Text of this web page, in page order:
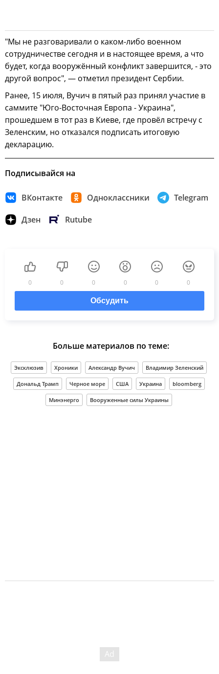
"Мы не разговаривали о каком-либо военном
сотрудничестве сегодня и в настоящее время, а что
будет, когда вооружённый конфликт завершится, - это
другой вопрос", — отметил президент Сербии.
Ранее, 15 июля, Вучич в пятый раз принял участие в
саммите "Юго-Восточная Европа - Украина",
прошедшем в тот раз в Киеве, где провёл встречу с
Зеленским, но отказался подписать итоговую
декларацию.
Подписывайся на
ВКонтакте Одноклассники Telegram
Дзен Rutube
0 0 0 0 0 0
Обсудить
Больше материалов по теме:
Эксклюзив Хроники Александр Вучич Владимир Зеленский
Дональд Трамп Черное море США Украина bloomberg
Минэнерго Вооруженные силы Украины